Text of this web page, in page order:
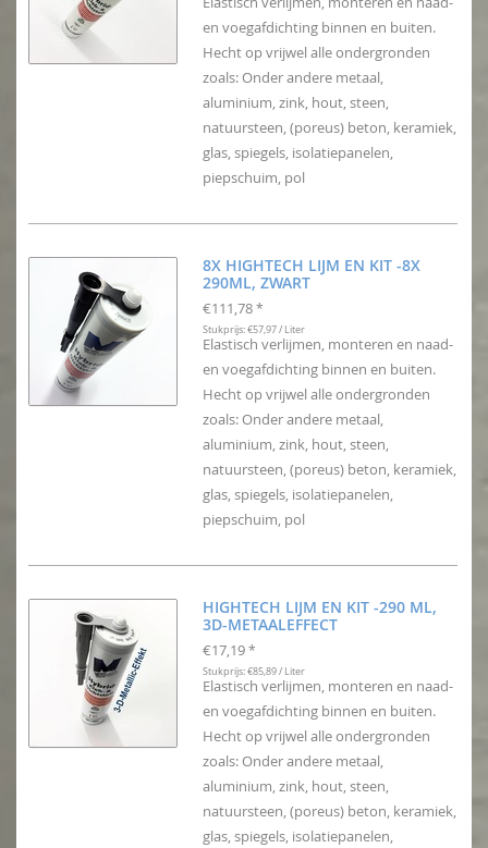
en voegafdichting binnen en buiten.
Hecht op vrijwel alle ondergronden
zoals: Onder andere metaal,
aluminium, zink, hout, steen,
natuursteen, (poreus) beton, keramiek,
glas, spiegels, isolatiepanelen,
piepschuim, pol
8X HIGHTECH LIJM EN KIT -8X
290ML, ZWART
€111,78 *
Stukprijs: €57,97 / Liter
Elastisch verlijmen, monteren en naad-
en voegafdichting binnen en buiten.
Hecht op vrijwel alle ondergronden
zoals: Onder andere metaal,
aluminium, zink, hout, steen,
natuursteen, (poreus) beton, keramiek,
glas, spiegels, isolatiepanelen,
piepschuim, pol
HIGHTECH LIJM EN KIT -290 ML,
3D-METAALEFFECT
€17,19 *
Stukprijs: €85,89 / Liter
Elastisch verlijmen, monteren en naad-
en voegafdichting binnen en buiten.
Hecht op vrijwel alle ondergronden
zoals: Onder andere metaal,
aluminium, zink, hout, steen,
natuursteen, (poreus) beton, keramiek,
glas, spiegels, isolatiepanelen,